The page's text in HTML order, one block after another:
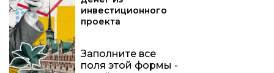
инвестиционного
проекта
Заполните все
поля этой формы -